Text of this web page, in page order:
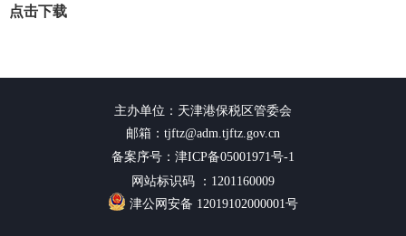
点击下载
主办单位：天津港保税区管委会
邮箱：tjftz@adm.tjftz.gov.cn
备案序号：津ICP备05001971号-1
网站标识码 ：1201160009
津公网安备 12019102000001号